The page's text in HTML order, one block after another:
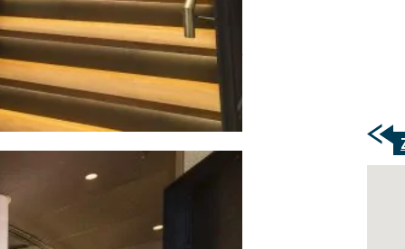
Bilder: Copyright @Nockherberg